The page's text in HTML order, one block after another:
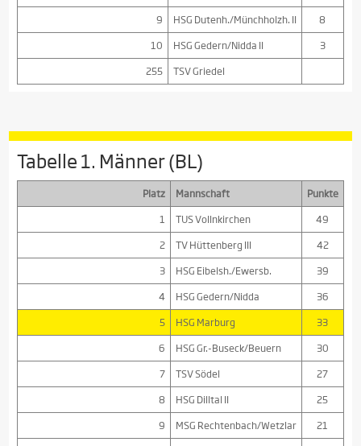
9
HSG Dutenh./Münchholzh. II
8
10
HSG Gedern/Nidda II
3
255
TSV Griedel
Tabelle 1. Männer (BL)
Platz Mannschaft
Punkte
1
TUS Vollnkirchen
49
2
TV Hüttenberg III
42
3
HSG Eibelsh./Ewersb.
39
4
HSG Gedern/Nidda
36
5
HSG Marburg
33
6
HSG Gr.-Buseck/Beuern
30
7
TSV Södel
27
8
HSG Dilltal II
25
9
MSG Rechtenbach/Wetzlar
21